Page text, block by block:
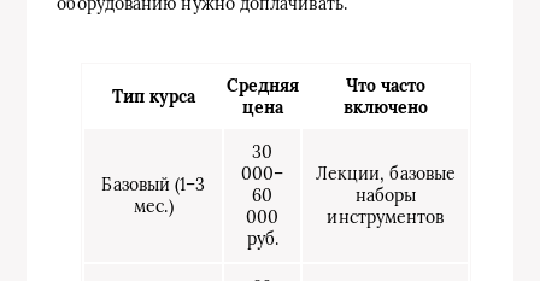
Тип курса
Средняя
цена
Что часто
включено
Базовый (1–3
мес.)
30
000–
60
000
руб.
Лекции, базовые
наборы
инструментов